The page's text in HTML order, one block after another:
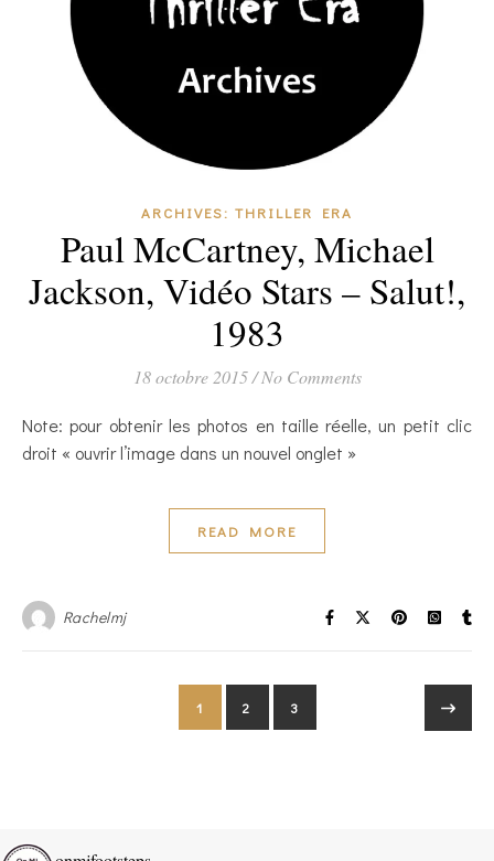
ARCHIVES: THRILLER ERA
Paul McCartney, Michael
Jackson, Vidéo Stars – Salut!,
1983
18 octobre 2015 / No Comments
Note: pour obtenir les photos en taille réelle, un petit clic
droit « ouvrir l’image dans un nouvel onglet »
READ MORE
Rachelmj
1 2 3